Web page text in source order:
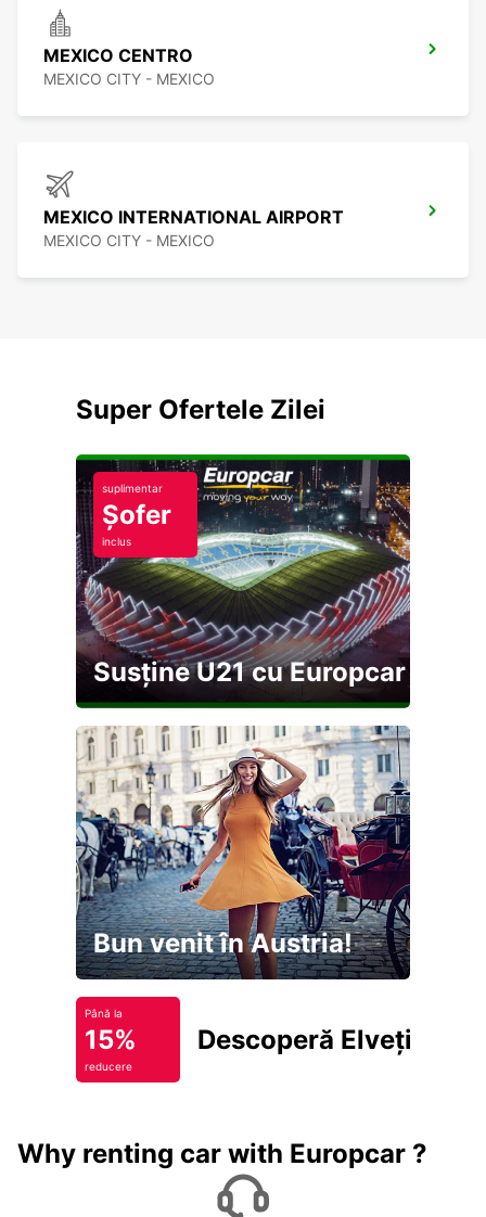
MEXICO CENTRO
MEXICO CITY - MEXICO
MEXICO INTERNATIONAL AIRPORT
MEXICO CITY - MEXICO
Super Ofertele Zilei
suplimentar
Șofer
inclus
Susține U21 cu Europcar
Bun venit în Austria!
Până la
15%
reducere
Descoperă Elveția
Why renting car with Europcar ?